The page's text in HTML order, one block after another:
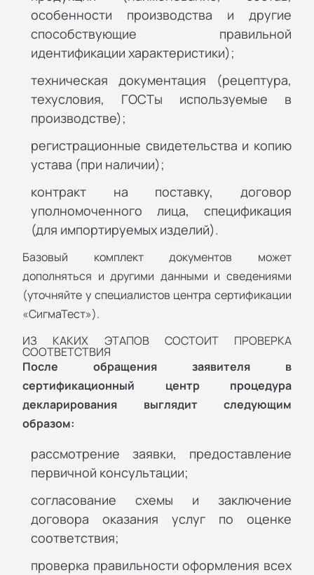
особенности производства и другие
способствующие правильной
идентификации характеристики);
техническая документация (рецептура,
техусловия, ГОСТы используемые в
производстве);
регистрационные свидетельства и копию
устава (при наличии);
контракт на поставку, договор
уполномоченного лица, спецификация
(для импортируемых изделий).
Базовый комплект документов может
дополняться и другими данными и сведениями
(уточняйте у специалистов центра сертификации
«СигмаТест»).
ИЗ КАКИХ ЭТАПОВ СОСТОИТ ПРОВЕРКА
СООТВЕТСТВИЯ
После обращения заявителя в
сертификационный центр процедура
декларирования выглядит следующим
образом:
рассмотрение заявки, предоставление
первичной консультации;
согласование схемы и заключение
договора оказания услуг по оценке
соответствия;
проверка правильности оформления всех